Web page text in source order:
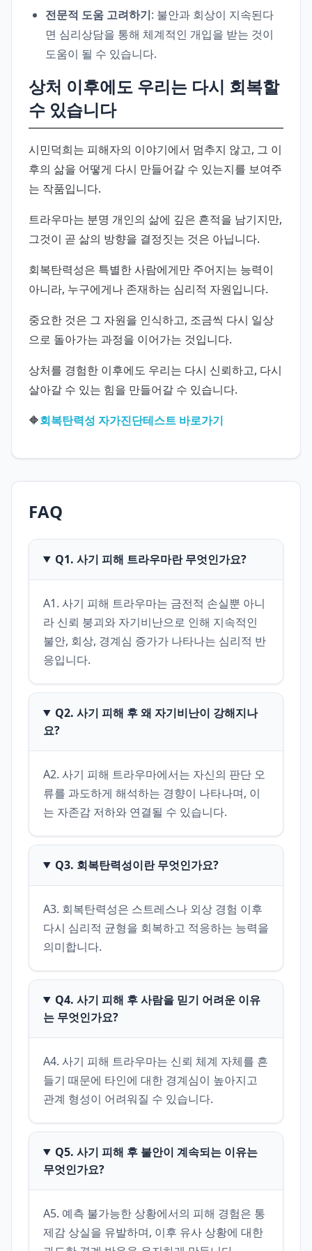
전문적 도움 고려하기: 불안과 회상이 지속된다
면 심리상담을 통해 체계적인 개입을 받는 것이
도움이 될 수 있습니다.
상처 이후에도 우리는 다시 회복할
수 있습니다
시민덕희는 피해자의 이야기에서 멈추지 않고, 그 이
후의 삶을 어떻게 다시 만들어갈 수 있는지를 보여주
는 작품입니다.
트라우마는 분명 개인의 삶에 깊은 흔적을 남기지만,
그것이 곧 삶의 방향을 결정짓는 것은 아닙니다.
회복탄력성은 특별한 사람에게만 주어지는 능력이
아니라, 누구에게나 존재하는 심리적 자원입니다.
중요한 것은 그 자원을 인식하고, 조금씩 다시 일상
으로 돌아가는 과정을 이어가는 것입니다.
상처를 경험한 이후에도 우리는 다시 신뢰하고, 다시
살아갈 수 있는 힘을 만들어갈 수 있습니다.
🔶회복탄력성 자가진단테스트 바로가기
FAQ
Q1. 사기 피해 트라우마란 무엇인가요?
A1. 사기 피해 트라우마는 금전적 손실뿐 아니
라 신뢰 붕괴와 자기비난으로 인해 지속적인
불안, 회상, 경계심 증가가 나타나는 심리적 반
응입니다.
Q2. 사기 피해 후 왜 자기비난이 강해지나
요?
A2. 사기 피해 트라우마에서는 자신의 판단 오
류를 과도하게 해석하는 경향이 나타나며, 이
는 자존감 저하와 연결될 수 있습니다.
Q3. 회복탄력성이란 무엇인가요?
A3. 회복탄력성은 스트레스나 외상 경험 이후
다시 심리적 균형을 회복하고 적응하는 능력을
의미합니다.
Q4. 사기 피해 후 사람을 믿기 어려운 이유
는 무엇인가요?
A4. 사기 피해 트라우마는 신뢰 체계 자체를 흔
들기 때문에 타인에 대한 경계심이 높아지고
관계 형성이 어려워질 수 있습니다.
Q5. 사기 피해 후 불안이 계속되는 이유는
무엇인가요?
A5. 예측 불가능한 상황에서의 피해 경험은 통
제감 상실을 유발하며, 이후 유사 상황에 대한